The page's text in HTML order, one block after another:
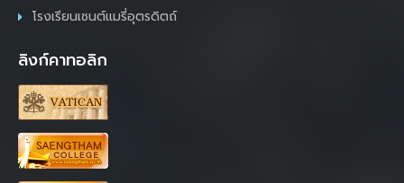
โรงเรียนเซนต์แมรี่อุตรดิตถ์
ลิงก์คาทอลิก